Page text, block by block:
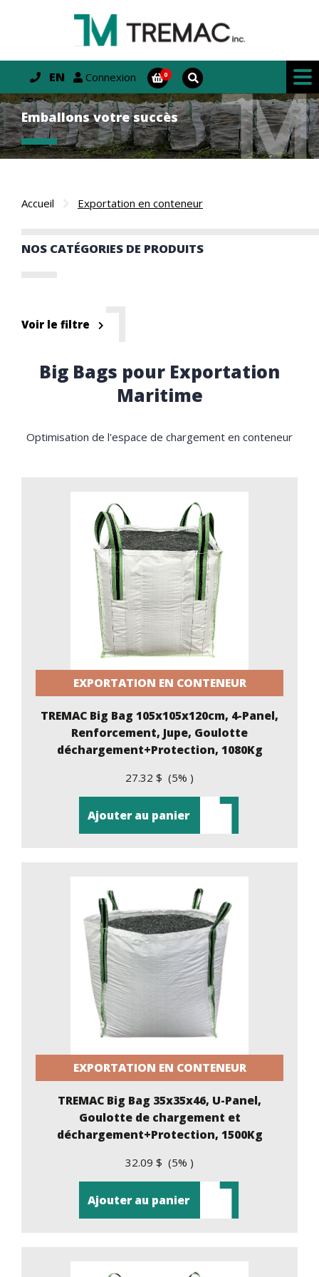
EN Connexion
Emballons votre succès
Accueil Exportation en conteneur
NOS CATÉGORIES DE PRODUITS
Voir le filtre
Big Bags pour Exportation
Maritime
Optimisation de l'espace de chargement en conteneur
EXPORTATION EN CONTENEUR
TREMAC Big Bag 105x105x120cm, 4-Panel,
Renforcement, Jupe, Goulotte
déchargement+Protection, 1080Kg
27.32 $ (5% )
Ajouter au panier
EXPORTATION EN CONTENEUR
TREMAC Big Bag 35x35x46, U-Panel,
Goulotte de chargement et
déchargement+Protection, 1500Kg
32.09 $ (5% )
Ajouter au panier